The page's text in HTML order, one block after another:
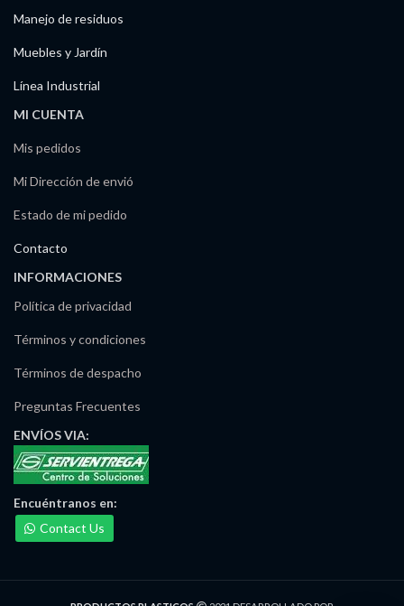
Manejo de residuos
Muebles y Jardín
Línea Industrial
MI CUENTA
Mis pedidos
Mi Dirección de envió
Estado de mi pedido
Contacto
INFORMACIONES
Política de privacidad
Términos y condiciones
Términos de despacho
Preguntas Frecuentes
ENVÍOSVIA:
Encuéntranos en:
Contact Us